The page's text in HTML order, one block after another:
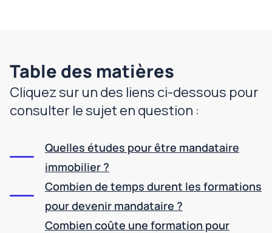
Table des matières
Cliquez sur un des liens ci-dessous pour
consulter le sujet en question :
Quelles études pour être mandataire
immobilier ?
Combien de temps durent les formations
pour devenir mandataire ?
Combien coûte une formation pour